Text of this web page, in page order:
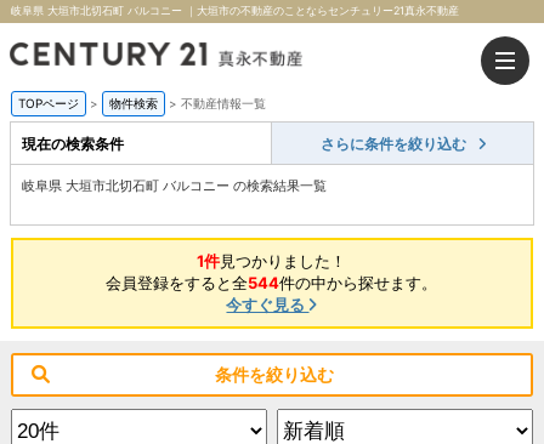
岐阜県 大垣市北切石町 バルコニー ｜大垣市の不動産のことならセンチュリー21真永不動産
TOPページ > 物件検索 > 不動産情報一覧
現在の検索条件 さらに条件を絞り込む
岐阜県 大垣市北切石町 バルコニー の検索結果一覧
1件見つかりました！
会員登録をすると全544件の中から探せます。
今すぐ見る
条件を絞り込む